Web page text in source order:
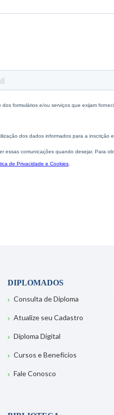
DIPLOMADOS
Consulta de Diploma
Atualize seu Cadastro
Diploma Digital
Cursos e Benefícios
Fale Conosco